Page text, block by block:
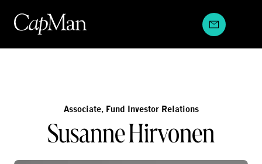
sisältöön
Associate, Fund Investor Relations
Susanne Hirvonen